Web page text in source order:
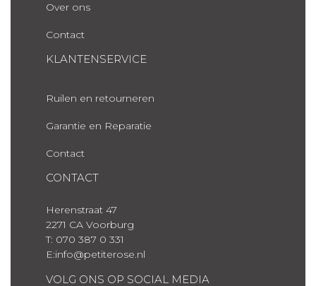
Over ons
Contact
KLANTENSERVICE
Ruilen en retourneren
Garantie en Reparatie
Contact
CONTACT
Herenstraat 47
2271 CA Voorburg
T: 070 387 0 331
E:info@petiterose.nl
VOLG ONS OP SOCIAL MEDIA